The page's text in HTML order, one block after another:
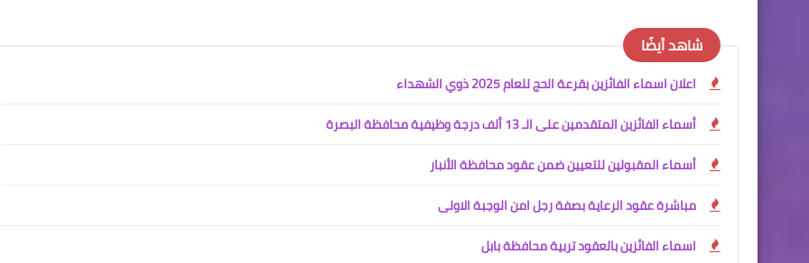
شاهد أيضًا
اعلان اسماء الفائزين بقرعة الحج للعام 2025 ذوي الشهداء
أسماء الفائزين المتقدمين على الـ 13 ألف درجة وظيفية محافظة البصرة
أسماء المقبولين للتعيين ضمن عقود محافظة الأنبار
مباشرة عقود الرعاية بصفة رجل امن الوجبة الاولى
اسماء الفائزين بالعقود تربية محافظة بابل